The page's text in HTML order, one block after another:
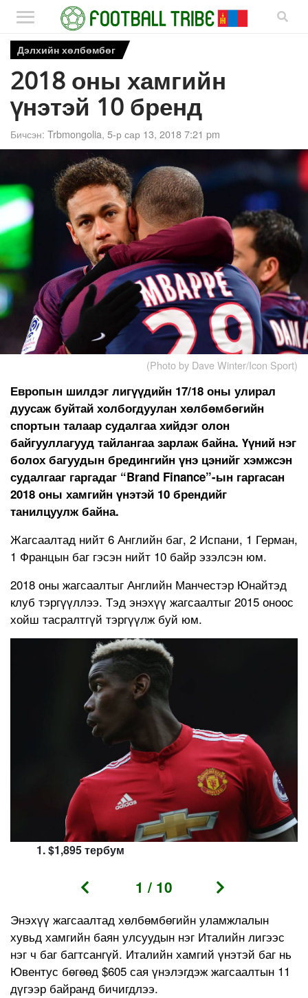
Дэлхийн хөлбөмбөг
2018 оны хамгийн
үнэтэй 10 бренд
Бичсэн: Trbmongolia, 5-р сар 13, 2018 7:21 pm
(Photo by Dave Winter/Icon Sport)
Европын шилдэг лигүүдийн 17/18 оны улирал
дуусаж буйтай холбогдуулан хөлбөмбөгийн
спортын талаар судалгаа хийдэг олон
байгууллагууд тайлангаа зарлаж байна. Үүний нэг
болох багуудын бредингийн үнэ цэнийг хэмжсэн
судалгааг гаргадаг “Brand Finance”-ын гаргасан
2018 оны хамгийн үнэтэй 10 брендийг
танилцуулж байна.
Жагсаалтад нийт 6 Английн баг, 2 Испани, 1 Герман,
1 Францын баг гэсэн нийт 10 байр эзэлсэн юм.
2018 оны жагсаалтыг Английн Манчестэр Юнайтэд
клуб тэргүүллээ. Тэд энэхүү жагсаалтыг 2015 оноос
хойш тасралтгүй тэргүүлж буй юм.
$1,895 тербум
1 / 10
Энэхүү жагсаалтад хөлбөмбөгийн уламжлалын
хувьд хамгийн баян улсуудын нэг Италийн лигээс
нэг ч баг багтсангүй. Италийн хамгий үнэтэй баг нь
Ювентус бөгөөд $605 сая үнэлэгдэж жагсаалтын 11
дүгээр байранд бичигдлээ.